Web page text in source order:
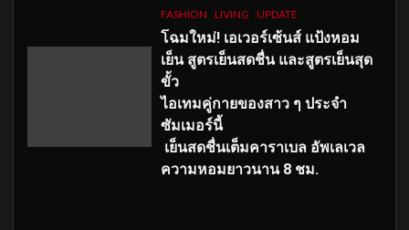
FASHION LIVING UPDATE
โฉมใหม่! เอเวอร์เซ้นส์ แป้งหอม
เย็น สูตรเย็นสดชื่น และสูตรเย็นสุด
ขั้ว
ไอเทมคู่กายของสาว ๆ ประจำ
ซัมเมอร์นี้
เย็นสดชื่นเต็มคาราเบล อัพเลเวล
ความหอมยาวนาน 8 ชม.